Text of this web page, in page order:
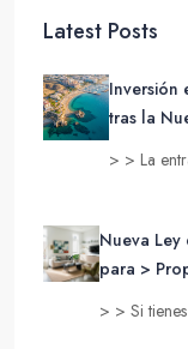
Latest Posts
Inversión
tras la
> > La
Nueva Ley
para >
> > Si